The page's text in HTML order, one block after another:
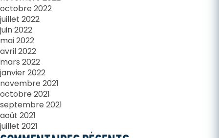
octobre 2022
juillet 2022
juin 2022
mai 2022
avril 2022
mars 2022
janvier 2022
novembre 2021
octobre 2021
septembre 2021
août 2021
juillet 2021